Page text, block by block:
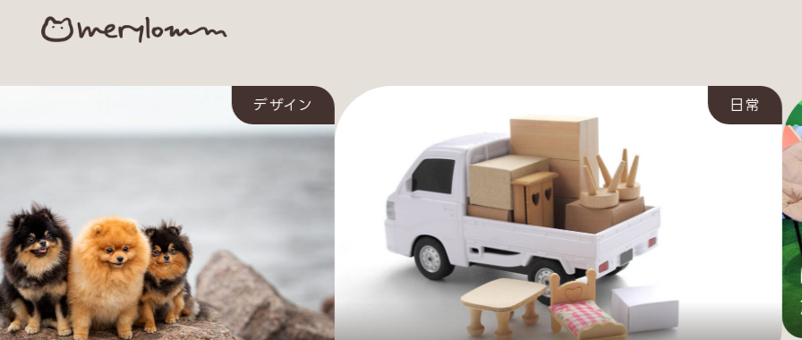
デザイン 日常